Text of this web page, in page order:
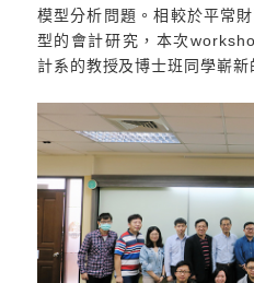
模型分析問題。相較於平常
型的會計研究，本次
計系的教授及博士班同學嶄新